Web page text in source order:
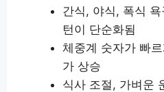
간식, 야식, 폭식
턴이 단순화됨
체중계 숫자가 빠
가 상승
식사 조절, 가벼운